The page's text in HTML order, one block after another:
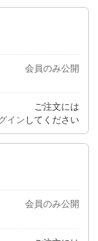
会員のみ公開
ご注文には
イン してください
会員のみ公開